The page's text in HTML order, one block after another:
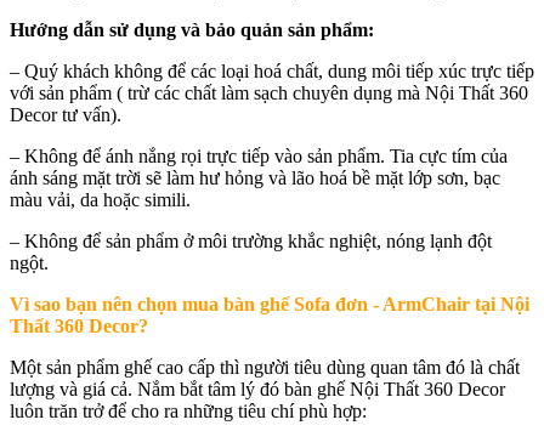
Hướng dẫn sử dụng và bảo quản sản phẩm:
– Quý khách không để các loại hoá chất, dung môi tiếp xúc trực tiếp
với sản phẩm ( trừ các chất làm sạch chuyên dụng mà Nội Thất 360
Decor tư vấn).
– Không để ánh nắng rọi trực tiếp vào sản phẩm. Tia cực tím của
ánh sáng mặt trời sẽ làm hư hỏng và lão hoá bề mặt lớp sơn, bạc
màu vải, da hoặc simili.
– Không để sản phẩm ở môi trường khắc nghiệt, nóng lạnh đột
ngột.
Vì sao bạn nên chọn mua bàn ghế Sofa đơn - ArmChair tại Nội
Thất 360 Decor?
Một sản phẩm ghế cao cấp thì người tiêu dùng quan tâm đó là chất
lượng và giá cả. Nắm bắt tâm lý đó bàn ghế Nội Thất 360 Decor
luôn trăn trở để cho ra những tiêu chí phù hợp: